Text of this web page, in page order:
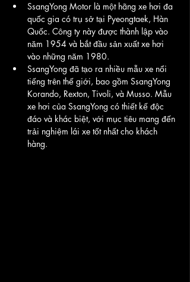
SsangYong Motor là một hãng xe hơi đa
quốc gia có trụ sở tại Pyeongtaek, Hàn
Quốc. Công ty này được thành lập vào
năm 1954 và bắt đầu sản xuất xe hơi
vào những năm 1980.
SsangYong đã tạo ra nhiều mẫu xe nổi
tiếng trên thế giới, bao gồm SsangYong
Korando, Rexton, Tivoli, và Musso. Mẫu
xe hơi của SsangYong có thiết kế độc
đáo và khác biệt, với mục tiêu mang đến
trải nghiệm lái xe tốt nhất cho khách
hàng.